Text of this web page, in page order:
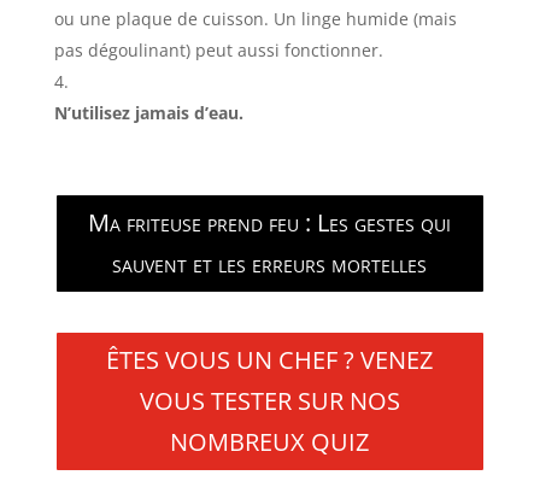
ou une plaque de cuisson. Un linge humide (mais
pas dégoulinant) peut aussi fonctionner.
N’utilisez jamais d’eau.
Ma friteuse prend feu : Les gestes qui
sauvent et les erreurs mortelles
ÊTES VOUS UN CHEF ? VENEZ
VOUS TESTER SUR NOS
NOMBREUX QUIZ